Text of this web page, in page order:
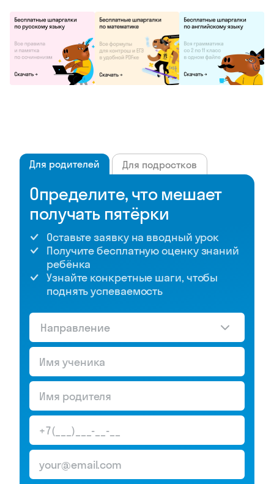
Для родителей Для подростков
Определите, что мешает
получать пятёрки
Оставьте заявку на вводный урок
Получите бесплатную оценку знаний
ребёнка
Узнайте конкретные шаги, чтобы
поднять успеваемость
Направление